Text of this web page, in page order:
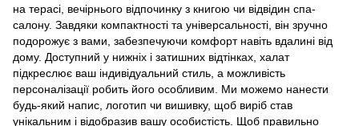
на терасі, вечірнього відпочинку з книгою чи відвідин спа-
салону. Завдяки компактності та універсальності, він зручно
подорожує з вами, забезпечуючи комфорт навіть вдалині від
дому. Доступний у нижніх і затишних відтінках, халат
підкреслює ваш індивідуальний стиль, а можливість
персоналізації робить його особливим. Ми можемо нанести
будь-який напис, логотип чи вишивку, щоб виріб став
унікальним і відобразив вашу особистість. Щоб правильно